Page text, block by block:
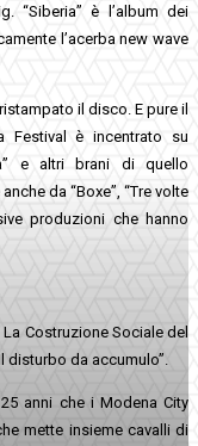
“Siberia” è l’album dei
l’acerba new wave
il disco. E pure il
è incentrato su
e altri brani di quello
da “Boxe”, “Tre volte
produzioni che hanno
Costruzione Sociale del
disturbo da accumulo”.
anni che i Modena City
mette insieme cavalli di